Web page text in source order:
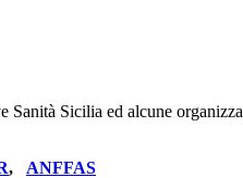
Sicilia ed alcune
, ANFFAS